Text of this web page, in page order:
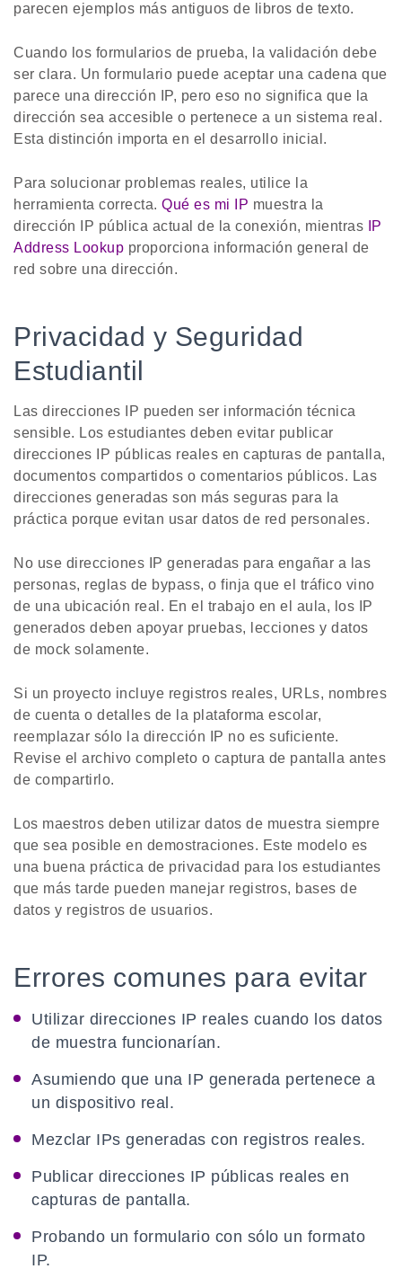
parecen ejemplos más antiguos de libros de texto.
Cuando los formularios de prueba, la validación debe
ser clara. Un formulario puede aceptar una cadena que
parece una dirección IP, pero eso no significa que la
dirección sea accesible o pertenece a un sistema real.
Esta distinción importa en el desarrollo inicial.
Para solucionar problemas reales, utilice la
herramienta correcta. Qué es mi IP muestra la
dirección IP pública actual de la conexión, mientras
IP
Address Lookup proporciona información general de
red sobre una dirección.
Privacidad y Seguridad
Estudiantil
Las direcciones IP pueden ser información técnica
sensible. Los estudiantes deben evitar publicar
direcciones IP públicas reales en capturas de pantalla,
documentos compartidos o comentarios públicos. Las
direcciones generadas son más seguras para la
práctica porque evitan usar datos de red personales.
No use direcciones IP generadas para engañar a las
personas, reglas de bypass, o finja que el tráfico vino
de una ubicación real. En el trabajo en el aula, los IP
generados deben apoyar pruebas, lecciones y datos
de mock solamente.
Si un proyecto incluye registros reales, URLs, nombres
de cuenta o detalles de la plataforma escolar,
reemplazar sólo la dirección IP no es suficiente.
Revise el archivo completo o captura de pantalla antes
de compartirlo.
Los maestros deben utilizar datos de muestra siempre
que sea posible en demostraciones. Este modelo es
una buena práctica de privacidad para los estudiantes
que más tarde pueden manejar registros, bases de
datos y registros de usuarios.
Errores comunes para evitar
Utilizar direcciones IP reales cuando los datos
de muestra funcionarían.
Asumiendo que una IP generada pertenece a
un dispositivo real.
Mezclar IPs generadas con registros reales.
Publicar direcciones IP públicas reales en
capturas de pantalla.
Probando un formulario con sólo un formato
IP.